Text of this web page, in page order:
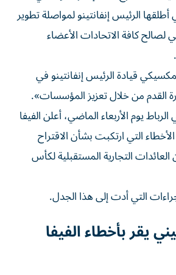
الرئيس إنفانتينو لمواصلة تطوير
كافة الاتحادات الأعضاء
قيادة الرئيس إنفانتينو في
القدم من خلال تعزيز المؤسسات».
يوم الأربعاء الماضي، أعلن الفيفا
التي ارتكبت بشأن الاقتراح
التجارية المستقبلية لكأس
التي أدت إلى هذا الجدل.
يقر بأخطاء الفيفا